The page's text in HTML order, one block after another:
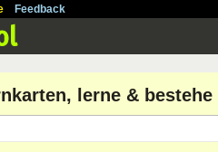
Feedback
lerne &